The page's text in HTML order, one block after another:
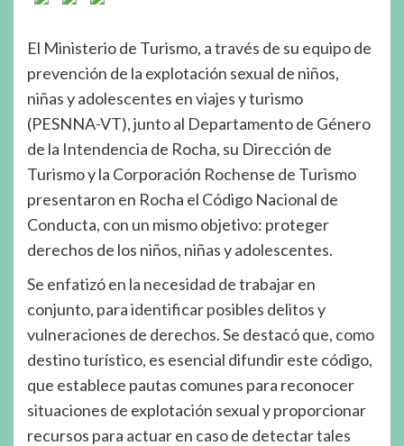
El Ministerio de Turismo, a través de su equipo de
prevención de la explotación sexual de niños,
niñas y adolescentes en viajes y turismo
(PESNNA-VT), junto al Departamento de Género
de la Intendencia de Rocha, su Dirección de
Turismo y la Corporación Rochense de Turismo
presentaron en Rocha el Código Nacional de
Conducta, con un mismo objetivo: proteger
derechos de los niños, niñas y adolescentes.
Se enfatizó en la necesidad de trabajar en
conjunto, para identificar posibles delitos y
vulneraciones de derechos. Se destacó que, como
destino turístico, es esencial difundir este código,
que establece pautas comunes para reconocer
situaciones de explotación sexual y proporcionar
recursos para actuar en caso de detectar tales